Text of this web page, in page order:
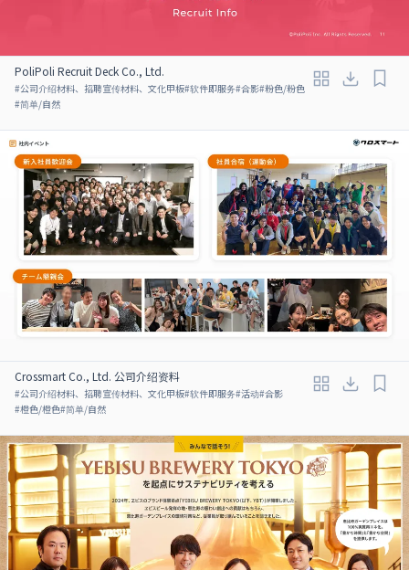
PoliPoli Recruit Deck Co., Ltd.
#公司介绍材料、招聘宣传材料、文化甲板#软件即服务#合影#粉色/粉色
#简单/自然
Crossmart Co., Ltd. 公司介绍资料
#公司介绍材料、招聘宣传材料、文化甲板#软件即服务#活动#合影
#橙色/橙色#简单/自然